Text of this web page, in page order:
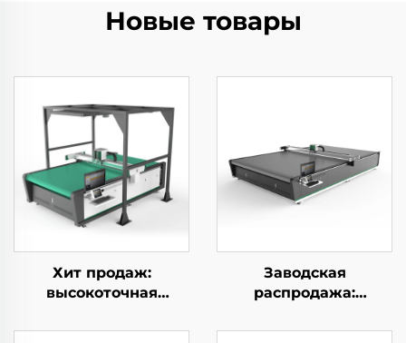
Новые товары
Хит продаж:
высокоточная
автоматическая ЧПУ-
Заводская
распродажа:
автоматический ЧПУ-